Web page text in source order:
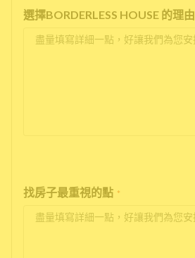
選擇BORDERLESS HOUSE 的理由
找房子最重視的點 *